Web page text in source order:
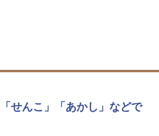
「せんこ」 「あかし」 などで